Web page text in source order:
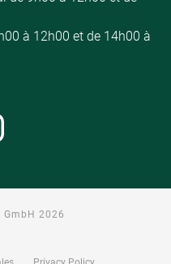
à 12h00 et de 14h00 à
GmbH 2026